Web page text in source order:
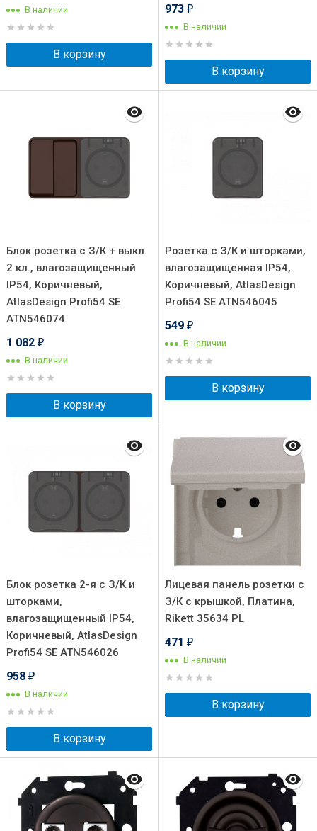
В наличии
В корзину
973 ₽
В наличии
В корзину
Блок розетка с З/К + выкл.
2 кл., влагозащищенный
IP54, Коричневый,
AtlasDesign Profi54 SE
ATN546074
1 082 ₽
В наличии
В корзину
Розетка с З/К и шторками,
влагозащищенная IP54,
Коричневый, AtlasDesign
Profi54 SE ATN546045
549 ₽
В наличии
В корзину
Блок розетка 2-я с З/К и
шторками,
влагозащищенный IP54,
Коричневый, AtlasDesign
Profi54 SE ATN546026
958 ₽
В наличии
В корзину
Лицевая панель розетки с
З/К с крышкой, Платина,
Rikett 35634 PL
471 ₽
В наличии
В корзину